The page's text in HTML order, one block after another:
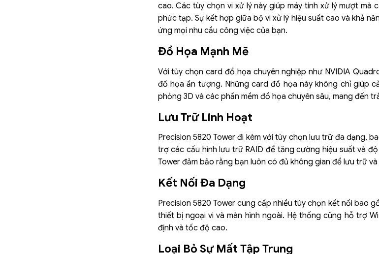
cao. Các tùy chọn vi xử lý này giúp máy tính xử lý mượt
phức tạp. Sự kết hợp giữa bộ vi xử lý hiệu suất cao và khả
ứng mọi nhu cầu công việc của bạn.
Đồ Họa Mạnh Mẽ
Với tùy chọn card đồ họa chuyên nghiệp như NVIDIA
đồ họa ấn tượng. Những card đồ họa này không chỉ giúp
phỏng 3D và các phần mềm đồ họa chuyên sâu, mang đến
Lưu Trữ Linh Hoạt
Precision 5820 Tower đi kèm với tùy chọn lưu trữ đa dạng,
trợ các cấu hình lưu trữ RAID để tăng cường hiệu suất và
Tower đảm bảo rằng bạn luôn có đủ không gian để lưu trữ
Kết Nối Đa Dạng
Precision 5820 Tower cung cấp nhiều tùy chọn kết nối bao
thiết bị ngoại vi và màn hình ngoài. Hệ thống cũng hỗ trợ
định và tốc độ cao.
Loại Bỏ Sự Mất Tập Trung